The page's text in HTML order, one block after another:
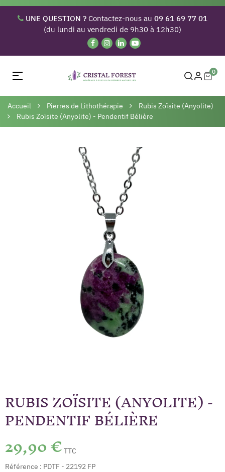
UNE QUESTION ? Contactez-nous au 09 61 69 77 01
(du lundi au vendredi de 9h30 à 12h30)
Basculer
navigation
☰ 0
Accueil Pierres de Lithothérapie
Rubis Zoïsite (Anyolite)
Rubis Zoïsite (Anyolite) - Pendentif Bélière
RUBIS ZOÏSITE (ANYOLITE) -
PENDENTIF BÉLIÈRE
29,90 € TTC
Référence : PDTF - 22192 FP